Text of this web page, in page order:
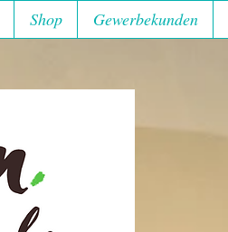
Shop Gewerbekunden